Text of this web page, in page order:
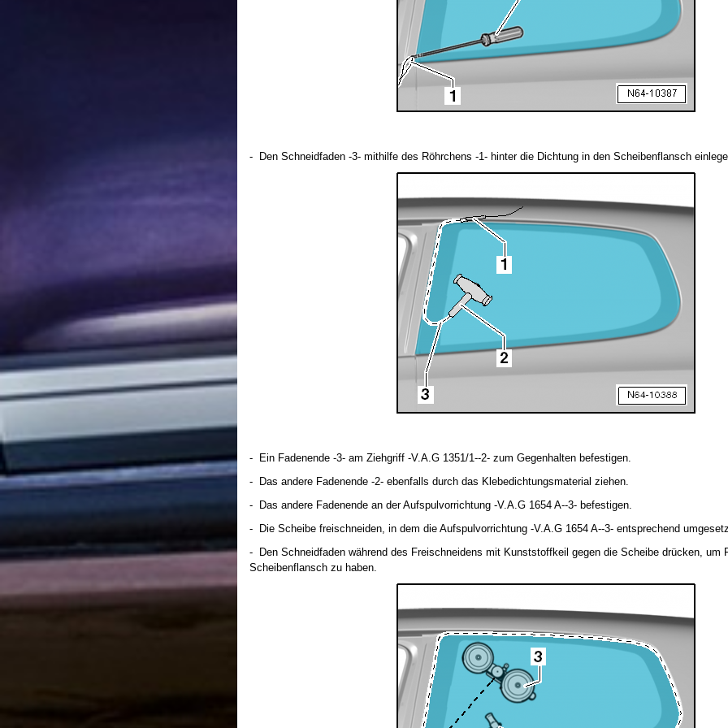
- Den Schneidfaden -3- mithilfe des Röhrchens -1- hinter die Dichtung in den Scheibenflansch
- Ein Fadenende -3- am Ziehgriff -V.A.G 1351/1--2- zum Gegenhalten befestigen.
- Das andere Fadenende -2- ebenfalls durch das Klebedichtungsmaterial ziehen.
- Das andere Fadenende an der Aufspulvorrichtung -V.A.G 1654 A--3- befestigen.
- Die Scheibe freischneiden, in dem die Aufspulvorrichtung -V.A.G 1654 A--3- entsprechend
- Den Schneidfaden während des Freischneidens mit Kunststoffkeil gegen die Scheibe drücken, um
Scheibenflansch zu haben.